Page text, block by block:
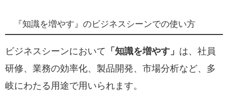
『知識を増やす』のビジネスシーンでの使い方
ビジネスシーンにおいて 「知識を増やす」 は、社員
研修、業務の効率化、製品開発、市場分析など、多
岐にわたる用途で用いられます。